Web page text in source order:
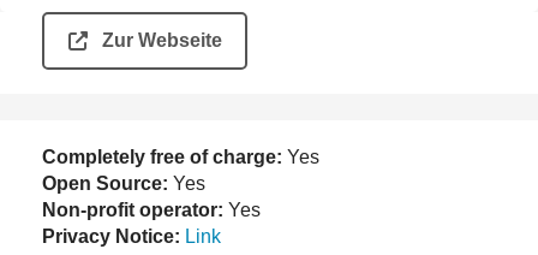
Zur Webseite
Completely free of charge: Yes
Open Source: Yes
Non-profit operator: Yes
Privacy Notice: Link